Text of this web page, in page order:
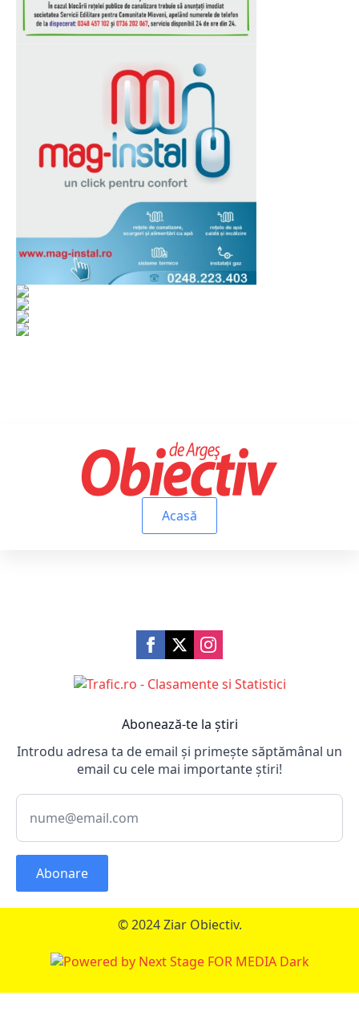
Acasă
Abonează-te la știri
Introdu adresa ta de email și primește săptămânal un
email cu cele mai importante știri!
Abonare
© 2024 Ziar Obiectiv.